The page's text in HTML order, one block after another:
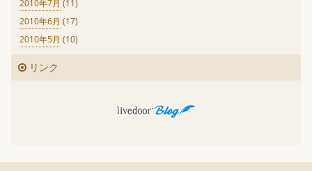
2010年7月 (11)
2010年6月 (17)
2010年5月 (10)
リンク